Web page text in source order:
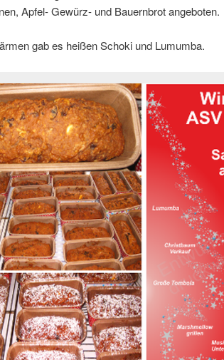
Apfel- Gewürz- und Bauernbrot angeboten.
gab es heißen Schoki und Lumumba.